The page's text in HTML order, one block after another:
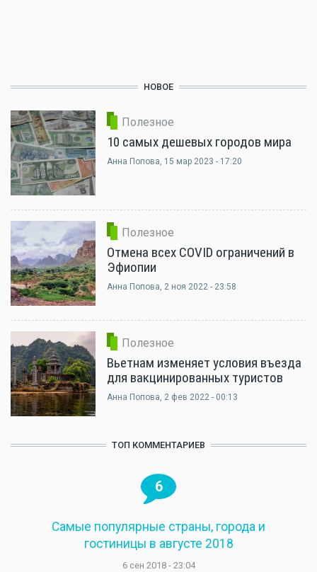
НОВОЕ
Полезное
10 самых дешевых городов мира
Анна Попова, 15 мар 2023 - 17:20
Полезное
Отмена всех COVID ограничений в
Эфиопии
Анна Попова, 2 ноя 2022 - 23:58
Полезное
Вьетнам изменяет условия въезда
для вакцинированных туристов
Анна Попова, 2 фев 2022 - 00:13
ТОП КОММЕНТАРИЕВ
6
Самые популярные страны, города и
гостиницы в августе 2018
6 сен 2018 - 23:04